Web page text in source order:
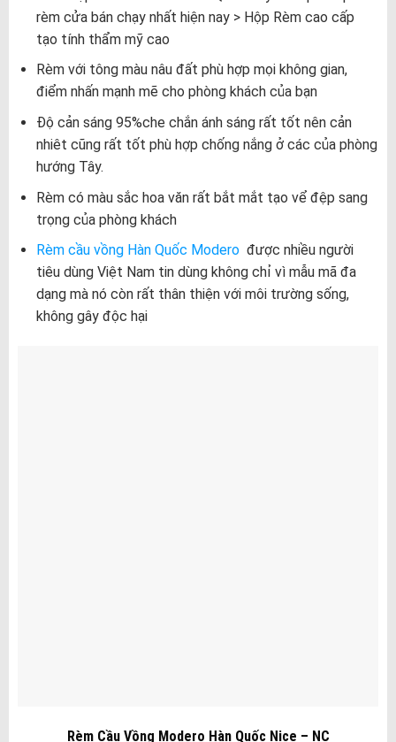
rèm cửa bán chạy nhất hiện nay > Hộp Rèm cao cấp
tạo tính thẩm mỹ cao
Rèm với tông màu nâu đất phù hợp mọi không gian,
điểm nhấn mạnh mẽ cho phòng khách của bạn
Độ cản sáng 95%che chắn ánh sáng rất tốt nên cản
nhiêt cũng rất tốt phù hợp chống nắng ở các của phòng
hướng Tây.
Rèm có màu sắc hoa văn rất bắt mắt tạo vể đệp sang
trọng của phòng khách
Rèm cầu vồng Hàn Quốc Moderođược nhiều người
tiêu dùng Việt Nam tin dùng không chỉ vì mẫu mã đa
dạng mà nó còn rất thân thiện với môi trường sống,
không gây độc hại
Rèm Cầu Vồng Modero Hàn Quốc Nice – NC